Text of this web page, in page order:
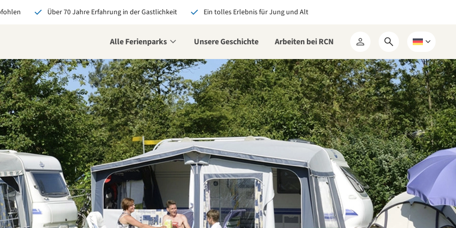
Über 70 Jahre Erfahrung in der Gastlichkeit Ein tolles Erlebnis für Jung und Alt
Alle Ferienparks Unsere Geschichte Arbeiten bei RCN
Mein
RCN
Suchformular
öffnen
Wählen
Sie
eine
Sprache